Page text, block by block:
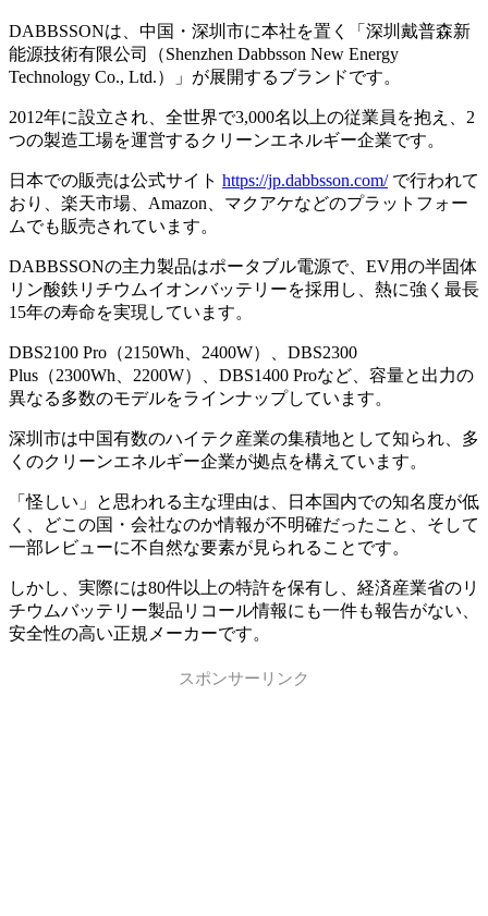
DABBSSONは、中国・深圳市に本社を置く「深圳戴普森新
能源技術有限公司（Shenzhen Dabbsson New Energy
Technology Co., Ltd.）」が展開するブランドです。
2012年に設立され、全世界で3,000名以上の従業員を抱え、2
つの製造工場を運営するクリーンエネルギー企業です。
日本での販売は公式サイト https://jp.dabbsson.com/で行われて
おり、楽天市場、Amazon、マクアケなどのプラットフォー
ムでも販売されています。
DABBSSONの主力製品はポータブル電源で、EV用の半固体
リン酸鉄リチウムイオンバッテリーを採用し、熱に強く最長
15年の寿命を実現しています。
DBS2100 Pro（2150Wh、2400W）、DBS2300
Plus（2300Wh、2200W）、DBS1400 Proなど、容量と出力の
異なる多数のモデルをラインナップしています。
深圳市は中国有数のハイテク産業の集積地として知られ、多
くのクリーンエネルギー企業が拠点を構えています。
「怪しい」と思われる主な理由は、日本国内での知名度が低
く、どこの国・会社なのか情報が不明確だったこと、そして
一部レビューに不自然な要素が見られることです。
しかし、実際には80件以上の特許を保有し、経済産業省のリ
チウムバッテリー製品リコール情報にも一件も報告がない、
安全性の高い正規メーカーです。
スポンサーリンク